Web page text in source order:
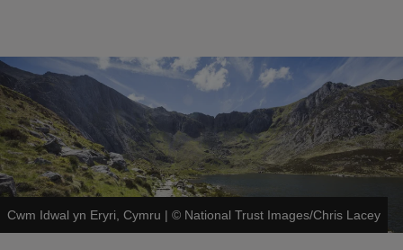
Cwm Idwal yn Eryri, Cymru | © National Trust Images/Chris Lacey